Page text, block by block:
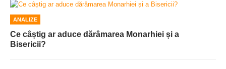
ANALIZE
Ce câștig ar aduce dărâmarea Monarhiei și a
Bisericii?